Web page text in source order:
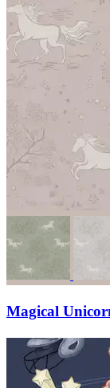
Magical